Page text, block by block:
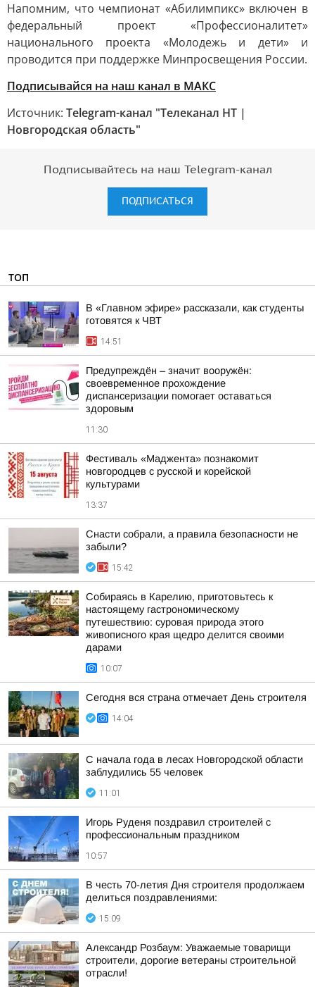
Напомним, что чемпионат «Абилимпикс» включен в
федеральный проект «Профессионалитет»
национального проекта «Молодежь и дети» и
проводится при поддержке Минпросвещения России.
Подписывайся на наш канал в МАКС
Источник: Telegram-канал "Телеканал НТ |
Новгородская область"
Подписывайтесь на наш Telegram-канал
ПОДПИСАТЬСЯ
ТОП
В «Главном эфире» рассказали, как студенты
готовятся к ЧВТ
14:51
Предупреждён – значит вооружён:
своевременное прохождение
диспансеризации помогает оставаться
здоровым
11:30
Фестиваль «Маджента» познакомит
новгородцев с русской и корейской
культурами
13:37
Снасти собрали, а правила безопасности не
забыли?
15:42
Собираясь в Карелию, приготовьтесь к
настоящему гастрономическому
путешествию: суровая природа этого
живописного края щедро делится своими
дарами
10:07
Сегодня вся страна отмечает День строителя
14:04
С начала года в лесах Новгородской области
заблудились 55 человек
11:01
Игорь Руденя поздравил строителей с
профессиональным праздником
10:57
В честь 70-летия Дня строителя продолжаем
делиться поздравлениями:
15:09
Александр Розбаум: Уважаемые товарищи
строители, дорогие ветераны строительной
отрасли!